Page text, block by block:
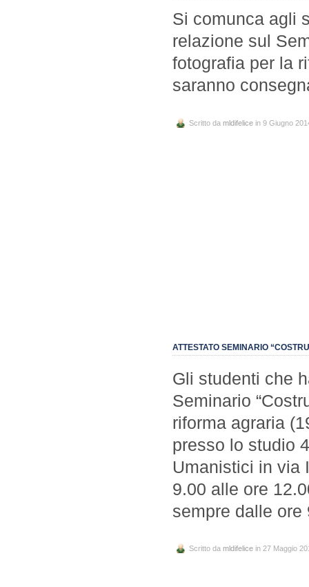
Si comunca agli
relazione sul
fotografia per la
saranno
Scritto da mldifelice in 9 Giugno
ATTESTATO SEMINARIO
Gli studenti che
Seminario
riforma agraria
presso lo studio
Umanistici in via
9.00 alle ore
sempre dalle ore
Scritto da mldifelice in 27 Maggio